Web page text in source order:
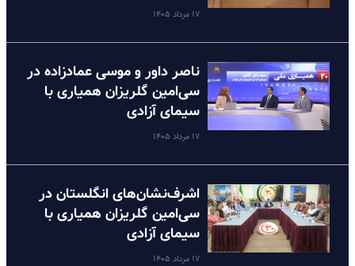
۱۷ مرداد ۱۴۰۵
ناصر داور و موسی عمادزاده در
سی‌امین گلریزان همیاری با
سیمای آزادی
۱۷ مرداد ۱۴۰۵
اشرف‌نشان‌های انگلستان در
سی‌امین گلریزان همیاری با
سیمای آزادی
۱۷ مرداد ۱۴۰۵